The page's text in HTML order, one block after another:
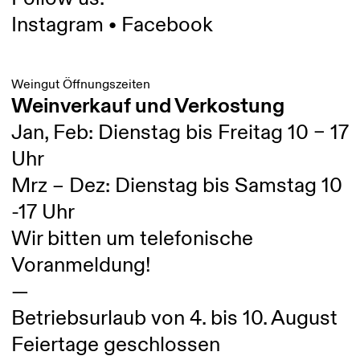
Instagram • Facebook
Weingut Öffnungszeiten
Weinverkauf und Verkostung
Jan, Feb: Dienstag bis Freitag 10 – 17
Uhr
Mrz – Dez: Dienstag bis Samstag 10
-17 Uhr
Wir bitten um telefonische
Voranmeldung!
—
Betriebsurlaub von 4. bis 10. August
Feiertage geschlossen